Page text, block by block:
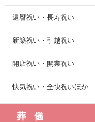
還暦祝い・長寿祝い
新築祝い・引越祝い
開店祝い・開業祝い
快気祝い・全快祝いほか
葬 儀